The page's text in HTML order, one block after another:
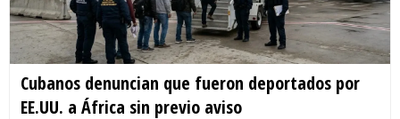
Cubanos denuncian que fueron deportados por
EE.UU. a África sin previo aviso